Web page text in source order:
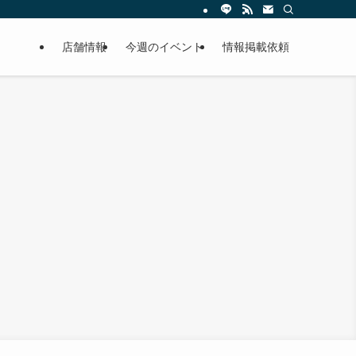
店舗情報 今週のイベント 情報掲載依頼